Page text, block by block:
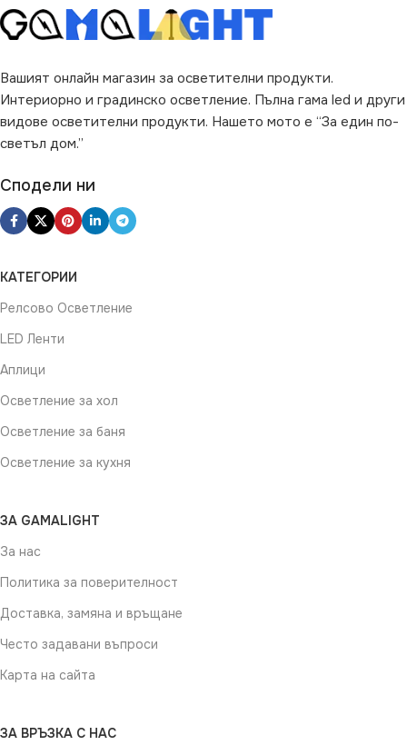
Вашият онлайн магазин за осветителни продукти.
Интериорно и градинско осветление. Пълна гама led и други
видове осветителни продукти. Нашето мото е “За един по-
светъл дом.”
Сподели ни
КАТЕГОРИИ
Релсово Осветление
LED Ленти
Аплици
Осветление за хол
Осветление за баня
Осветление за кухня
ЗА GAMALIGHT
За нас
Политика за поверителност
Доставка, замяна и връщане
Често задавани въпроси
Карта на сайта
ЗА ВРЪЗКА С НАС